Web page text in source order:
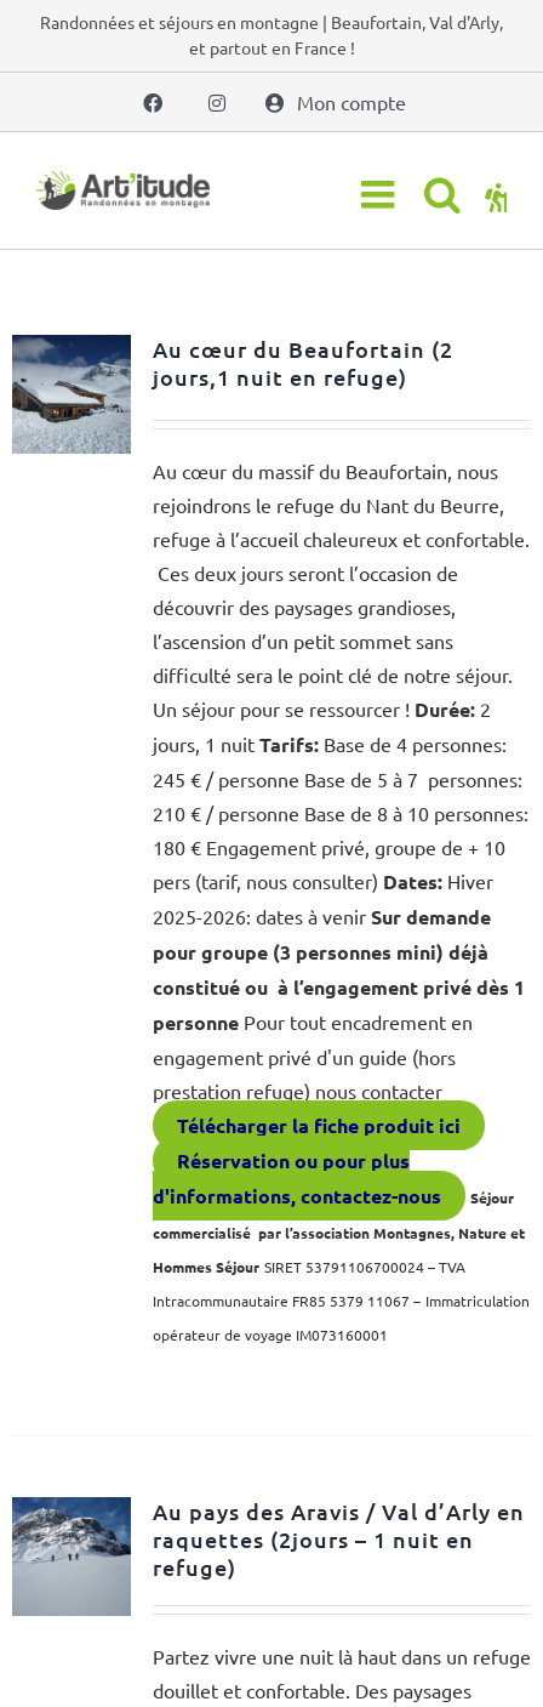
PasserRandonnées et séjours en montagne | Beaufortain, Val d'Arly,
et partout en France !
Mon compte
Au cœur du Beaufortain (2
jours,1 nuit en refuge)
Au cœur du massif du Beaufortain, nous
rejoindrons le refuge du Nant du Beurre,
refuge à l’accueil chaleureux et confortable.
Ces deux jours seront l’occasion de
découvrir des paysages grandioses,
l’ascension d’un petit sommet sans
difficulté sera le point clé de notre séjour.
Un séjour pour se ressourcer ! Durée:2
jours, 1 nuit Tarifs:Base de 4 personnes:
245 € / personne Base de 5 à 7 personnes:
210 € / personne Base de 8 à 10 personnes:
180 € Engagement privé, groupe de + 10
pers (tarif, nous consulter) Dates:Hiver
2025-2026: dates à venir Sur demande
pour groupe (3 personnes mini) déjà
constitué ou à l’engagement privé dès 1
personnePour tout encadrement en
engagement privé d'un guide (hors
prestation refuge) nous contacter
Télécharger la fiche produit ici
Réservation ou pour plus
d'informations, contactez-nous
Séjour
commercialisé par l’association Montagnes, Nature et
Hommes Séjour SIRET 53791106700024 – TVA
Intracommunautaire FR85 5379 11067 – Immatriculation
opérateur de voyage IM073160001
Au pays des Aravis / Val d’Arly en
raquettes (2jours – 1 nuit en
refuge)
Partez vivre une nuit là haut dans un refuge
douillet et confortable. Des paysages